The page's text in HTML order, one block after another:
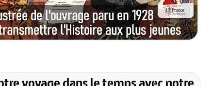
voyage dans le temps avec notre